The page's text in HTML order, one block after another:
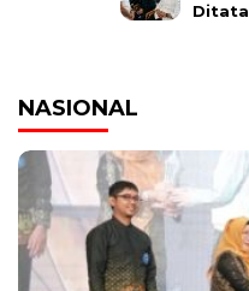
Ditata
NASIONAL